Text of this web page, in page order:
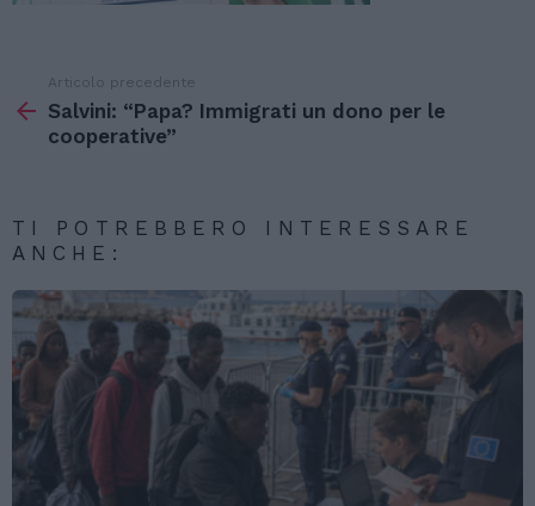
di
Articolo precedente
Salvini: “Papa? Immigrati un dono per le
cooperative”
TI POTREBBERO INTERESSARE
ANCHE: